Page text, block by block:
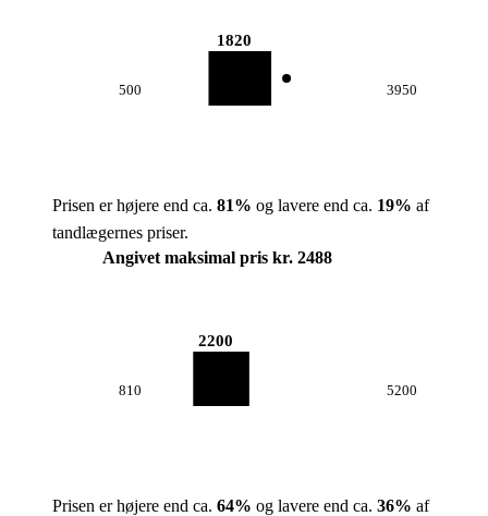
500
1820
3950
Prisen er højere end ca. 81% og lavere end ca. 19% af
tandlægernes priser.
Angivet maksimal pris kr. 2488
810
2200
5200
Prisen er højere end ca. 64% og lavere end ca. 36% af